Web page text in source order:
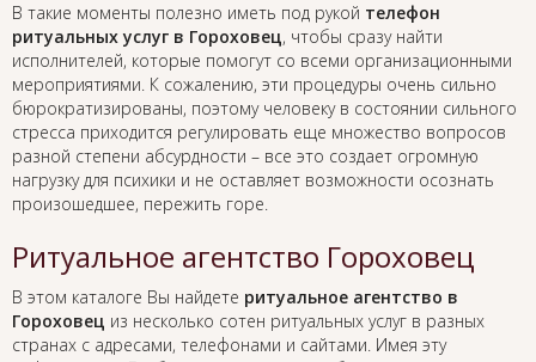
В такие моменты полезно иметь под рукой телефон
ритуальных услуг в Гороховец, чтобы сразу найти
исполнителей, которые помогут со всеми организационными
мероприятиями. К сожалению, эти процедуры очень сильно
бюрократизированы, поэтому человеку в состоянии сильного
стресса приходится регулировать еще множество вопросов
разной степени абсурдности – все это создает огромную
нагрузку для психики и не оставляет возможности осознать
произошедшее, пережить горе.
Ритуальное агентство Гороховец
В этом каталоге Вы найдете ритуальное агентство в
Гороховец из несколько сотен ритуальных услуг в разных
странах с адресами, телефонами и сайтами. Имея эту